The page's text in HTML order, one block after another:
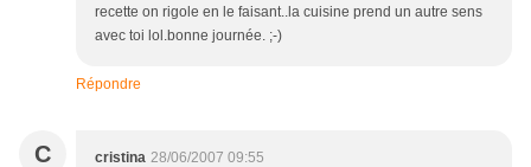
recette on rigole en le faisant..la cuisine prend un autre sens
avec toi lol.bonne journée. ;-)
Répondre
C cristina 28/06/2007 09:55